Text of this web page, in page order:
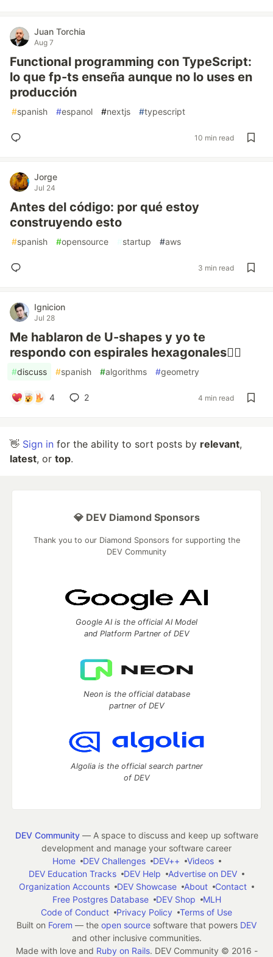
Juan Torchia
Aug 7
Functional programming con TypeScript:
lo que fp-ts enseña aunque no lo uses en
producción
#spanish #espanol #nextjs #typescript
10 min read
Jorge
Jul 24
Antes del código: por qué estoy
construyendo esto
#spanish #opensource #startup #aws
3 min read
Ignicion
Jul 28
Me hablaron de U-shapes y yo te
respondo con espirales hexagonales😵‍💫️
#discuss #spanish #algorithms #geometry
4 2 4 min read
👋 Sign in for the ability to sort posts by relevant,
latest, or top.
💎 DEV Diamond Sponsors
Thank you to our Diamond Sponsors for supporting the
DEV Community
Google AI is the official AI Model
and Platform Partner of DEV
Neon is the official database
partner of DEV
Algolia is the official search partner
of DEV
DEV Community— A space to discuss and keep up software
development and manage your software career
Home
DEV Challenges DEV++
Videos
DEV Education Tracks
DEV Help
Advertise on DEV
Organization Accounts
DEV Showcase About
Contact
Free Postgres Database
DEV Shop
MLH
Code of Conduct
Privacy Policy
Terms of Use
Built on Forem — the open source software that powers DEV
and other inclusive communities.
Made with love and Ruby on Rails. DEV Community © 2016 -